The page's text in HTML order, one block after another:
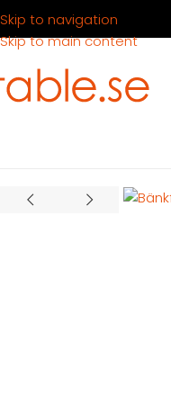
Skip to navigation
Skip to main content